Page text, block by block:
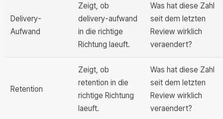
Delivery-
Aufwand
Zeigt, ob
delivery-aufwand
in die richtige
Richtung laeuft.
Was hat diese Zahl
seit dem letzten
Review wirklich
veraendert?
Retention
Zeigt, ob
retention in die
richtige Richtung
laeuft.
Was hat diese Zahl
seit dem letzten
Review wirklich
veraendert?